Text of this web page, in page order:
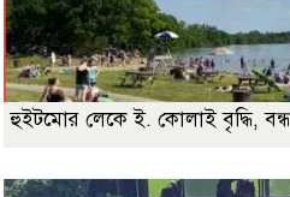
হুইটমোর লেকে ই. কোলাই বৃদ্ধি,